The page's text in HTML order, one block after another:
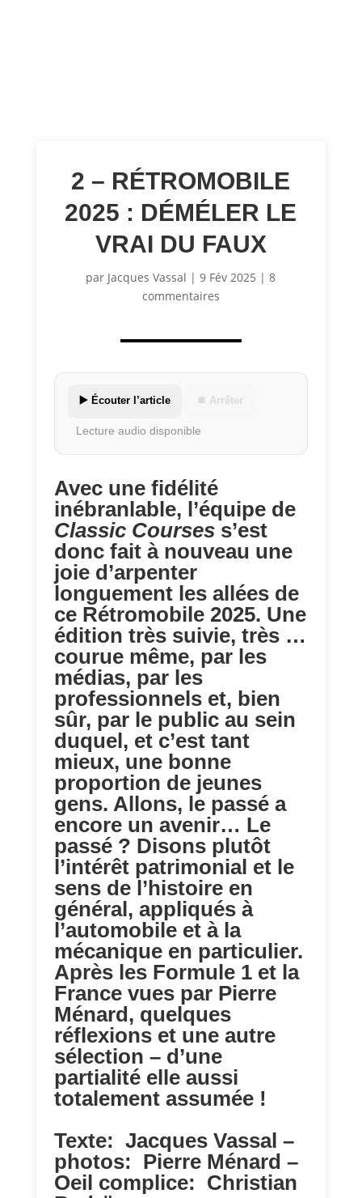
2 – RÉTROMOBILE
2025 : DÉMÉLER LE
VRAI DU FAUX
par Jacques Vassal |9 Fév 2025 |8
commentaires
▶️ Écouter l’article ⏹ Arrêter
Lecture audio disponible
Avec une fidélité
inébranlable, l’équipe de
Classic Courses s’est
donc fait à nouveau une
joie d’arpenter
longuement les allées de
ce Rétromobile 2025. Une
édition très suivie, très …
courue même, par les
médias, par les
professionnels et, bien
sûr, par le public au sein
duquel, et c’est tant
mieux, une bonne
proportion de jeunes
gens. Allons, le passé a
encore un avenir… Le
passé ? Disons plutôt
l’intérêt patrimonial et le
sens de l’histoire en
général, appliqués à
l’automobile et à la
mécanique en particulier.
Après les Formule 1 et la
France vues par Pierre
Ménard, quelques
réflexions et une autre
sélection – d’une
partialité elle aussi
totalement assumée !
Texte: Jacques Vassal –
photos: Pierre Ménard –
Oeil complice: Christian